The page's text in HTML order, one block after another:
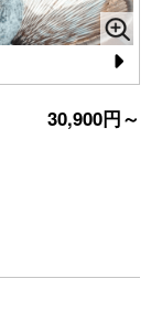
N
e
30,900円～